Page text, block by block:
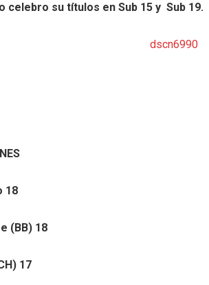
celebro su títulos en Sub 15 y Sub 19.
18
(BB) 18
17